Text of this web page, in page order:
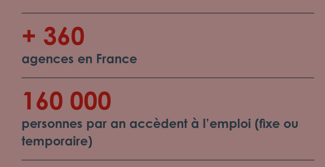
+ 360
agences en France
160 000
personnes par an accèdent à l’emploi (fixe ou
temporaire)